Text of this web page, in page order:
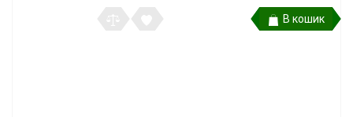
В кошик